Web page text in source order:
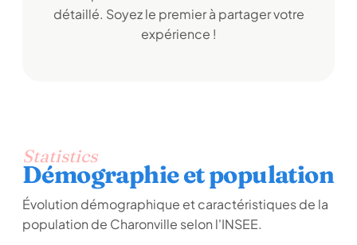
détaillé. Soyez le premier à partager votre
expérience !
Statistics
Démographie et population
Évolution démographique et caractéristiques de la
population de Charonville selon l'INSEE.